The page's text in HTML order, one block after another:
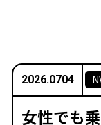
2026.0704
女性でも